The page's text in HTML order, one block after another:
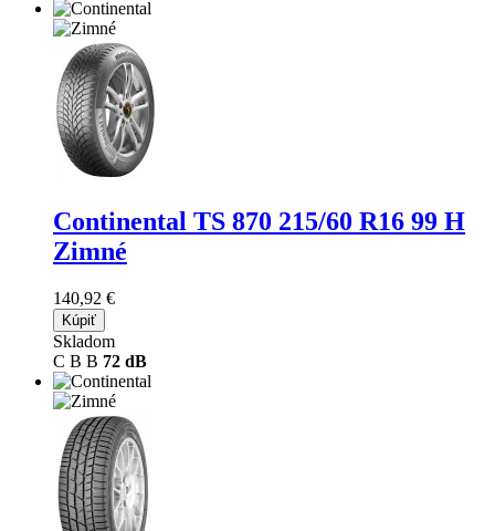
Continental TS 870 215/60 R16 99 H
Zimné
140,92 €
Kúpiť
Skladom
C B B 72 dB